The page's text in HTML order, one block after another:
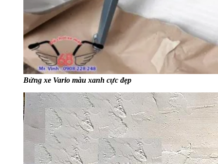
Bửng xe Vario màu xanh cực đẹp